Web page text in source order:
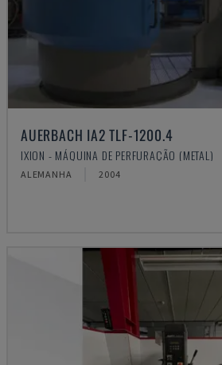
AUERBACH IA2 TLF-1200.4
IXION - MÁQUINA DE PERFURAÇÃO (METAL)
ALEMANHA 2004